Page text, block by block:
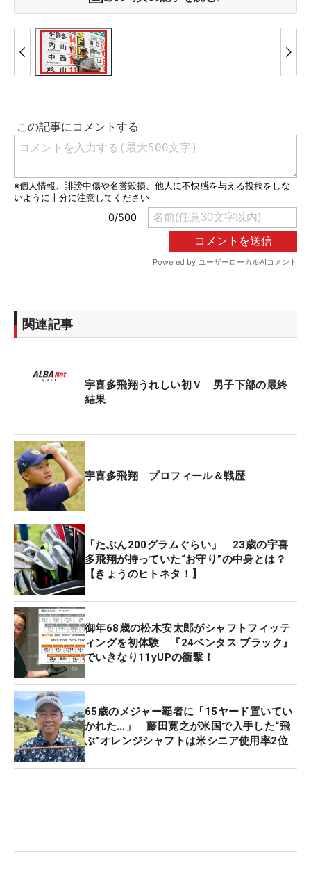
関連記事
宇喜多飛翔うれしい初Ｖ 男子下部の最終
結果
宇喜多飛翔 プロフィール＆戦歴
「たぶん200グラムぐらい」 23歳の宇喜
多飛翔が持っていた“お守り”の中身とは？
【きょうのヒトネタ！】
御年68歳の松木安太郎がシャフトフィッテ
ィングを初体験 『24ベンタス ブラック』
でいきなり11yUPの衝撃！
65歳のメジャー覇者に「15ヤード置いてい
かれた…」 藤田寛之が米国で入手した“飛
ぶ”オレンジシャフトは米シニア使用率2位